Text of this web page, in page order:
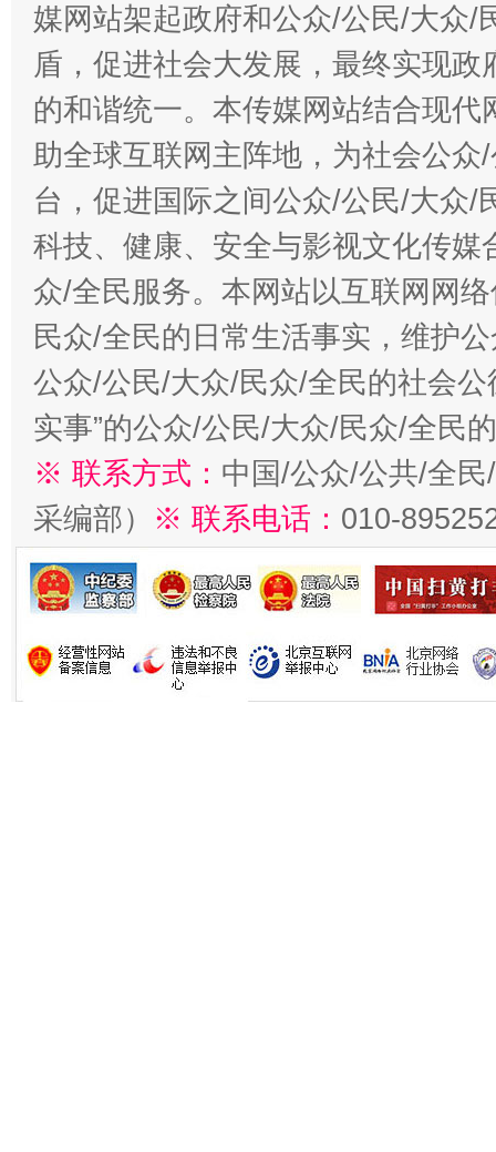
媒网站架起政府和公众/公民/大众/
盾，促进社会大发展，最终实现
的和谐统一。本传媒网站结合现
助全球互联网主阵地，为社会公
台，促进国际之间公众/公民/大众/
科技、健康、安全与影视文化传
众/全民服务。本网站以互联网网
民众/全民的日常生活事实，维护
公众/公民/大众/民众/全民的社会公
实事”的公众/公民/大众/民众/全民
※ 联系方式： 中国/公众/公共/全
采编部） ※ 联系电话： 010-